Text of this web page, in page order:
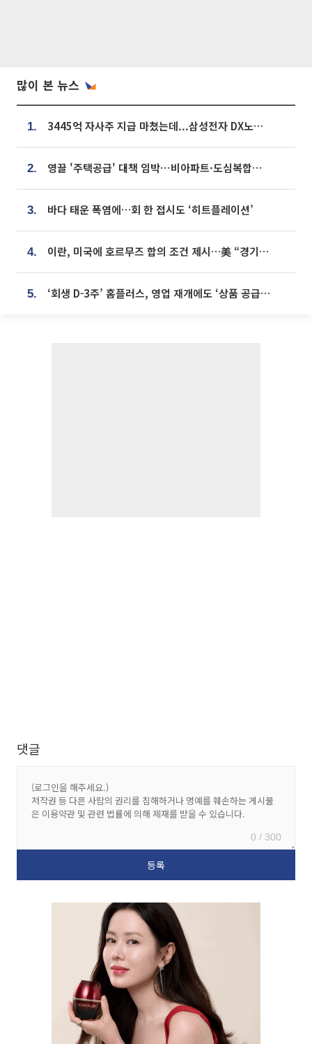
많이 본 뉴스
1. 3445억 자사주 지급 마쳤는데...삼성전자 DX노조, 뒤늦은 '떼쓰기 집회'
2. 영끌 '주택공급' 대책 임박⋯비아파트·도심복합까지 총동원
3. 바다 태운 폭염에…회 한 접시도 ‘히트플레이션’
4. 이란, 미국에 호르무즈 합의 조건 제시…美 “경기 아직 안 끝나” [종합]
5. ‘회생 D-3주’ 홈플러스, 영업 재개에도 ‘상품 공급망’ 복구가 생존 관건
댓글
0 / 300